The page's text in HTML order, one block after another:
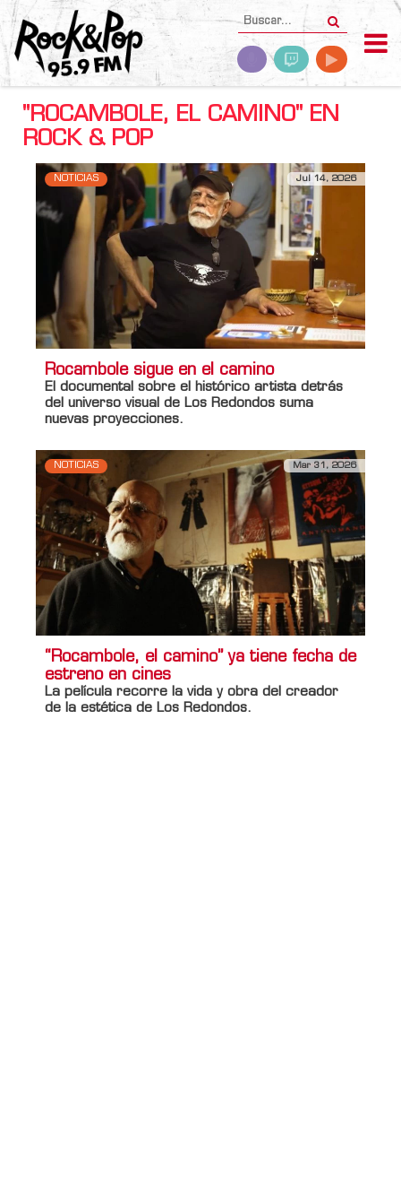
"ROCAMBOLE, EL CAMINO" EN
ROCK & POP
NOTICIAS Jul 14, 2026
Rocambole sigue en el camino
El documental sobre el histórico artista detrás
del universo visual de Los Redondos suma
nuevas proyecciones.
NOTICIAS Mar 31, 2026
“Rocambole, el camino” ya tiene fecha de
estreno en cines
La película recorre la vida y obra del creador
de la estética de Los Redondos.